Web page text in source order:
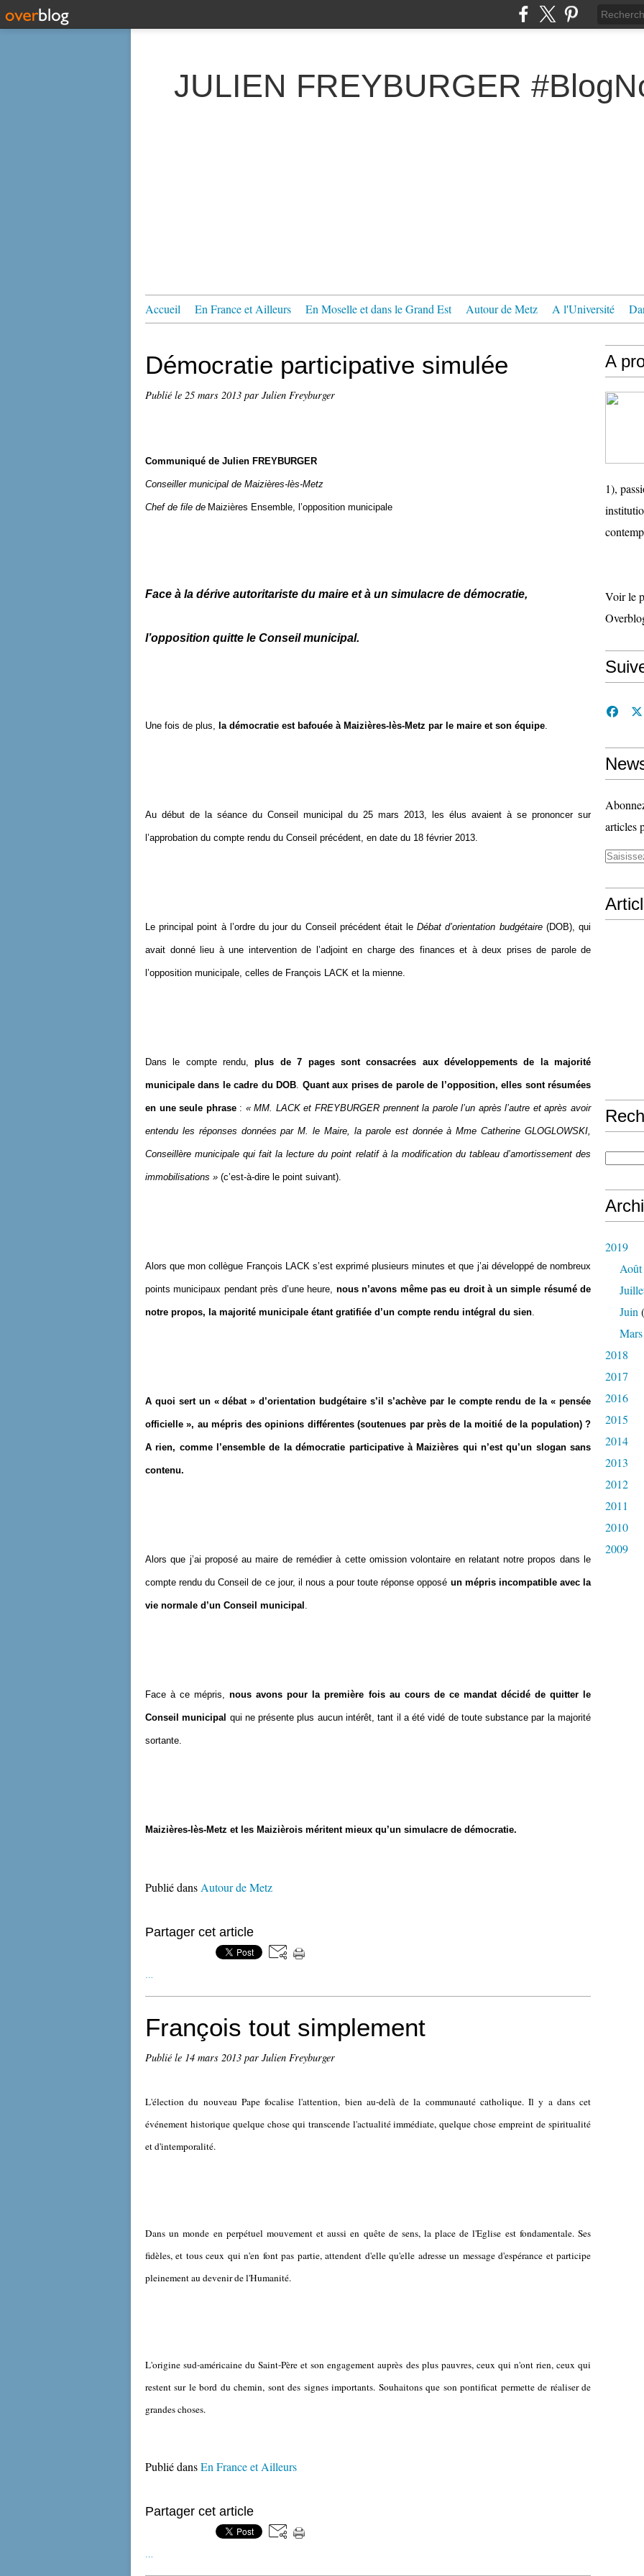
JULIEN FREYBURGER
Accueil En France et Ailleurs En Moselle et dans le Grand Est Autour de Metz A l'Université
Démocratie participative simulée
Publié le 25 mars 2013 par Julien Freyburger
Communiqué de Julien FREYBURGER
Conseiller municipal de Maizières-lès-Metz
Chef de file de Maizières Ensemble, l’opposition municipale
Face à la dérive autoritariste du maire et à un simulacre de démocratie,
l’opposition quitte le Conseil municipal.
Une fois de plus, la démocratie est bafouée à Maizières-lès-Metz par le maire et son équipe.
Au début de la séance du Conseil municipal du 25 mars 2013, les élus avaient à se prononcer sur
l’approbation du compte rendu du Conseil précédent, en date du 18 février 2013.
Le principal point à l’ordre du jour du Conseil précédent était leDébat d’orientation budgétaire(DOB), qui
avait donné lieu à une intervention de l’adjoint en charge des finances et à deux prises de parole de
l’opposition municipale, celles de François LACK et la mienne.
Dans le compte rendu,plus de 7 pages sont consacrées aux développements de la majorité
municipale dans le cadre du DOB. Quant aux prises de parole de l’opposition, elles sont résumées
en une seule phrase: « MM. LACK et FREYBURGER prennent la parole l’un après l’autre et après avoir
entendu les réponses données par M. le Maire, la parole est donnée à Mme Catherine GLOGLOWSKI,
Conseillère municipale qui fait la lecture du point relatif à la modification du tableau d’amortissement des
immobilisations » (c’est-à-dire le point suivant).
Alors que mon collègue François LACK s’est exprimé plusieurs minutes et que j’ai développé de nombreux
points municipaux pendant près d’une heure, nous n’avons même pas eu droit à un simple résumé de
notre propos, la majorité municipale étant gratifiée d’un compte rendu intégral du sien.
A quoi sert un « débat » d’orientation budgétaire s’il s’achève par le compte rendu de la « pensée
officielle », au mépris des opinions différentes (soutenues par près de la moitié de la population) ?
A rien, comme l’ensemble de la démocratie participative à Maizières qui n’est qu’un slogan sans
contenu.
Alors que j’ai proposé au maire de remédier à cette omission volontaire en relatant notre propos dans le
compte rendu du Conseil de ce jour, il nous a pour toute réponse opposé un mépris incompatible avec la
vie normale d’un Conseil municipal .
Face à ce mépris,nous avons pour la première fois au cours de ce mandat décidé de quitter le
Conseil municipal qui ne présente plus aucun intérêt, tant il a été vidé de toute substance par la majorité
sortante.
Maizières-lès-Metz et les Maizièrois méritent mieux qu’un simulacre de démocratie.
Publié dans Autour de Metz
Partager cet article
…
François tout simplement
Publié le 14 mars 2013 par Julien Freyburger
L'élection du nouveau Pape focalise l'attention, bien au-delà de la communauté catholique. Il y a dans cet
événement historique quelque chose qui transcende l'actualité immédiate, quelque chose empreint de spiritualité
et d'intemporalité.
Dans un monde en perpétuel mouvement et aussi en quête de sens, la place de l'Eglise est fondamentale. Ses
fidèles, et tous ceux qui n'en font pas partie, attendent d'elle qu'elle adresse un message d'espérance et participe
pleinement au devenir de l'Humanité.
L'origine sud-américaine du Saint-Père et son engagement auprès des plus pauvres, ceux qui n'ont rien, ceux qui
restent sur le bord du chemin, sont des signes importants. Souhaitons que son pontificat permette de réaliser de
grandes choses.
Publié dansEn France et Ailleurs
Partager cet article
…
A
1),
Voir le
articles
2019
Août
Juin
Mars
2018
2017
2016
2015
2014
2013
2012
2011
2010
2009